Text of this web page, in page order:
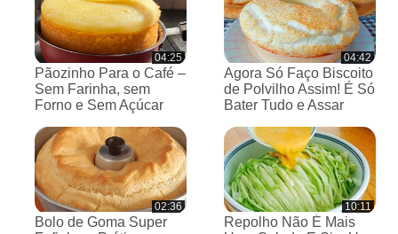
04:25
Pãozinho Para o Café –
Sem Farinha, sem
Forno e Sem Açúcar
04:42
Agora Só Faço Biscoito
de Polvilho Assim! É Só
Bater Tudo e Assar
02:36
Bolo de Goma Super
10:11
Repolho Não É Mais